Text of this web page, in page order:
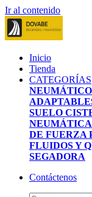
Ir al contenido
Inicio
Tienda
CATEGORÍAS
SUELO
NEUMÁTICA
DE FUERZA
FLUIDOS Y
SEGADORA
Contáctenos